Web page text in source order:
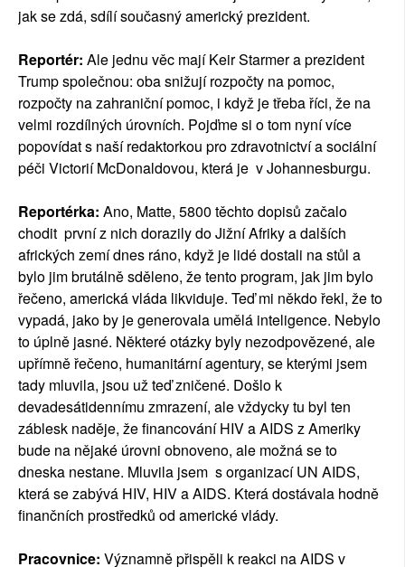
jak se zdá, sdílí současný americký prezident.
Reportér: Ale jednu věc mají Keir Starmer a prezident
Trump společnou: oba snižují rozpočty na pomoc,
rozpočty na zahraniční pomoc, i když je třeba říci, že na
velmi rozdílných úrovních. Pojďme si o tom nyní více
popovídat s naší redaktorkou pro zdravotnictví a sociální
péči Victorií McDonaldovou, která je v Johannesburgu.
Reportérka: Ano, Matte, 5800 těchto dopisů začalo
chodit první z nich dorazily do Jižní Afriky a dalších
afrických zemí dnes ráno, když je lidé dostali na stůl a
bylo jim brutálně sděleno, že tento program, jak jim bylo
řečeno, americká vláda likviduje. Teď mi někdo řekl, že to
vypadá, jako by je generovala umělá inteligence. Nebylo
to úplně jasné. Některé otázky byly nezodpovězené, ale
upřímně řečeno, humanitární agentury, se kterými jsem
tady mluvila, jsou už teď zničené. Došlo k
devadesátidennímu zmrazení, ale vždycky tu byl ten
záblesk naděje, že financování HIV a AIDS z Ameriky
bude na nějaké úrovni obnoveno, ale možná se to
dneska nestane. Mluvila jsem s organizací UN AIDS,
která se zabývá HIV, HIV a AIDS. Která dostávala hodně
finančních prostředků od americké vlády.
Pracovnice: Významně přispěli k reakci na AIDS v